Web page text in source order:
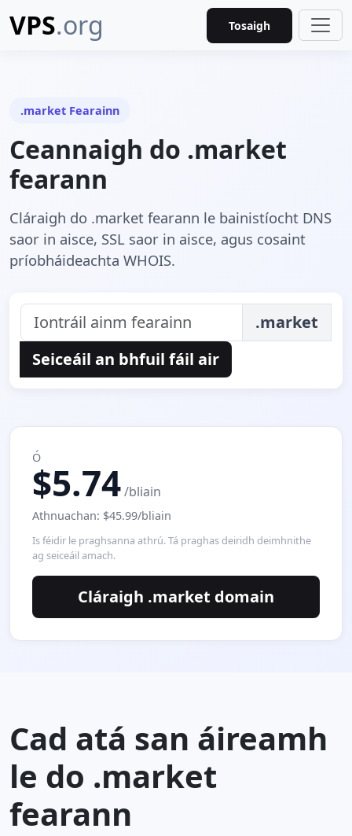
VPS.org Tosaigh
.market Fearainn
Ceannaigh do .market
fearann
Cláraigh do .market fearann le bainistíocht DNS
saor in aisce, SSL saor in aisce, agus cosaint
príobháideachta WHOIS.
.market
Seiceáil an bhfuil fáil air
Ó
$5.74/bliain
Athnuachan: $45.99/bliain
Is féidir le praghsanna athrú. Tá praghas deiridh deimhnithe
ag seiceáil amach.
Cláraigh .market domain
Cad atá san áireamh
le do .market
fearann